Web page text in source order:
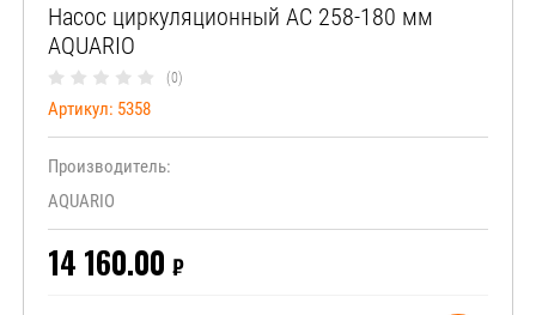
Насос циркуляционный АС 258-180 мм
AQUARIO
(0)
Артикул: 5358
Производитель:
AQUARIO
14 160.00 ₽